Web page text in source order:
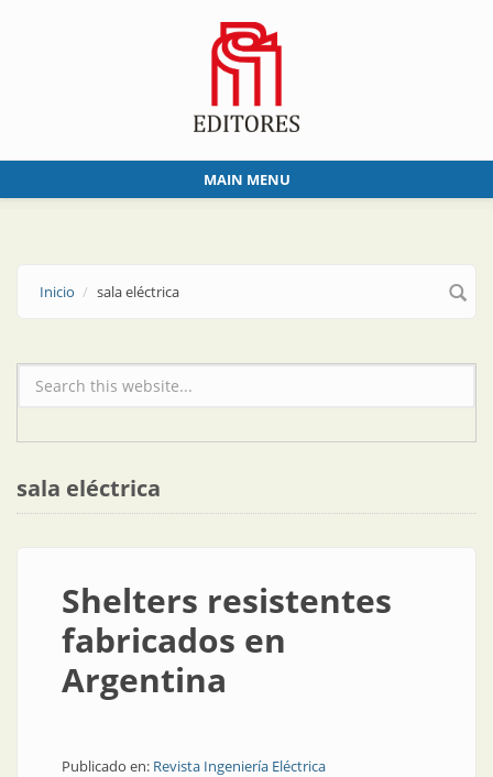
MAIN MENU
Inicio sala eléctrica
Formulario de búsqueda
sala eléctrica
Shelters resistentes
fabricados en
Argentina
Publicado en: Revista Ingeniería Eléctrica